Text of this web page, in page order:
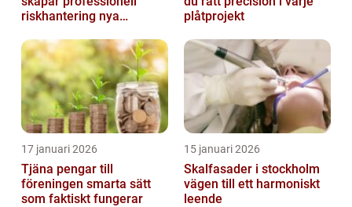
riskhantering nya
plåtprojekt
17 januari 2026
Tjäna pengar till
föreningen smarta sätt
som faktiskt fungerar
15 januari 2026
Skalfasader i stockholm
vägen till ett harmoniskt
leende